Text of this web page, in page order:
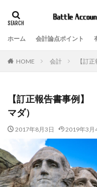
ホーム 会計論点ポイント
HOME 会計 【訂
【訂正報告書事例
マダ）
2017年8月3日 2019年3月